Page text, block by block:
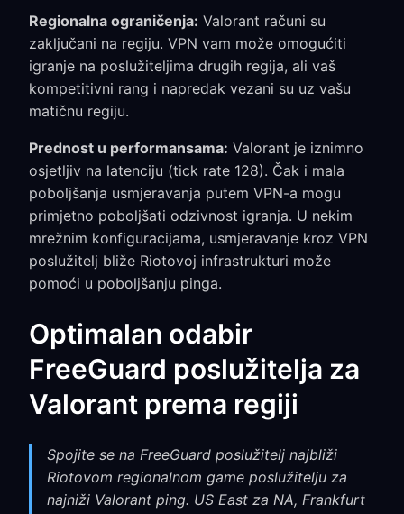
Regionalna ograničenja: Valorant računi su
zaključani na regiju. VPN vam može omogućiti
igranje na poslužiteljima drugih regija, ali vaš
kompetitivni rang i napredak vezani su uz vašu
matičnu regiju.
Prednost u performansama: Valorant je iznimno
osjetljiv na latenciju (tick rate 128). Čak i mala
poboljšanja usmjeravanja putem VPN-a mogu
primjetno poboljšati odzivnost igranja. U nekim
mrežnim konfiguracijama, usmjeravanje kroz VPN
poslužitelj bliže Riotovoj infrastrukturi može
pomoći u poboljšanju pinga.
Optimalan odabir
FreeGuard poslužitelja za
Valorant prema regiji
Spojite se na FreeGuard poslužitelj najbliži
Riotovom regionalnom game poslužitelju za
najniži Valorant ping. US East za NA, Frankfurt